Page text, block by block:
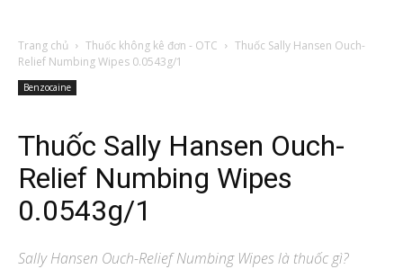
Trang chủ Thuốc không kê đơn - OTC
Thuốc Sally Hansen Ouch-
Relief Numbing Wipes 0.0543g/1
Benzocaine
Thuốc Sally Hansen Ouch-
Relief Numbing Wipes
0.0543g/1
Sally Hansen Ouch-Relief Numbing Wipes là thuốc gì?